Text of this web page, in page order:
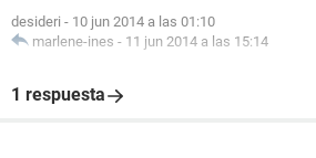
desideri - 10 jun 2014 a las 01:10
marlene-ines - 11 jun 2014 a las 15:14
1 respuesta